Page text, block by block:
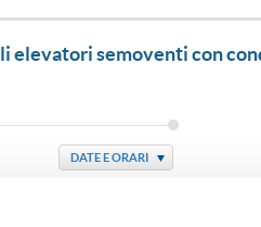
elevatori semoventi con
DATE E ORARI